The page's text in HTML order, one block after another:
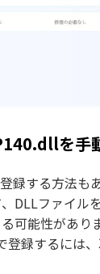
を手
録する方法も
DLLファイル
可能性がありま
登録するには